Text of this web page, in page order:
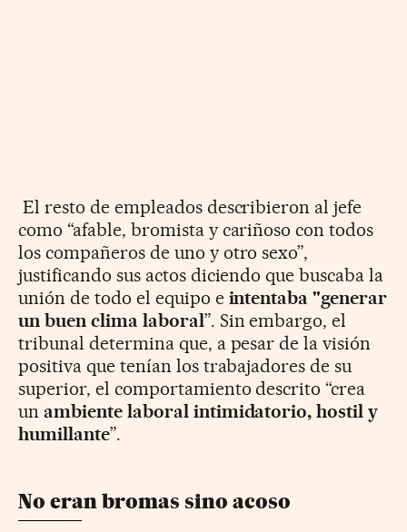
El resto de empleados describieron al jefe
como “afable, bromista y cariñoso con todos
los compañeros de uno y otro sexo”,
justificando sus actos diciendo que buscaba la
unión de todo el equipo e intentaba "generar
un buen clima laboral”. Sin embargo, el
tribunal determina que, a pesar de la visión
positiva que tenían los trabajadores de su
superior, el comportamiento descrito “crea
un ambiente laboral intimidatorio, hostil y
humillante”.
No eran bromas sino acoso